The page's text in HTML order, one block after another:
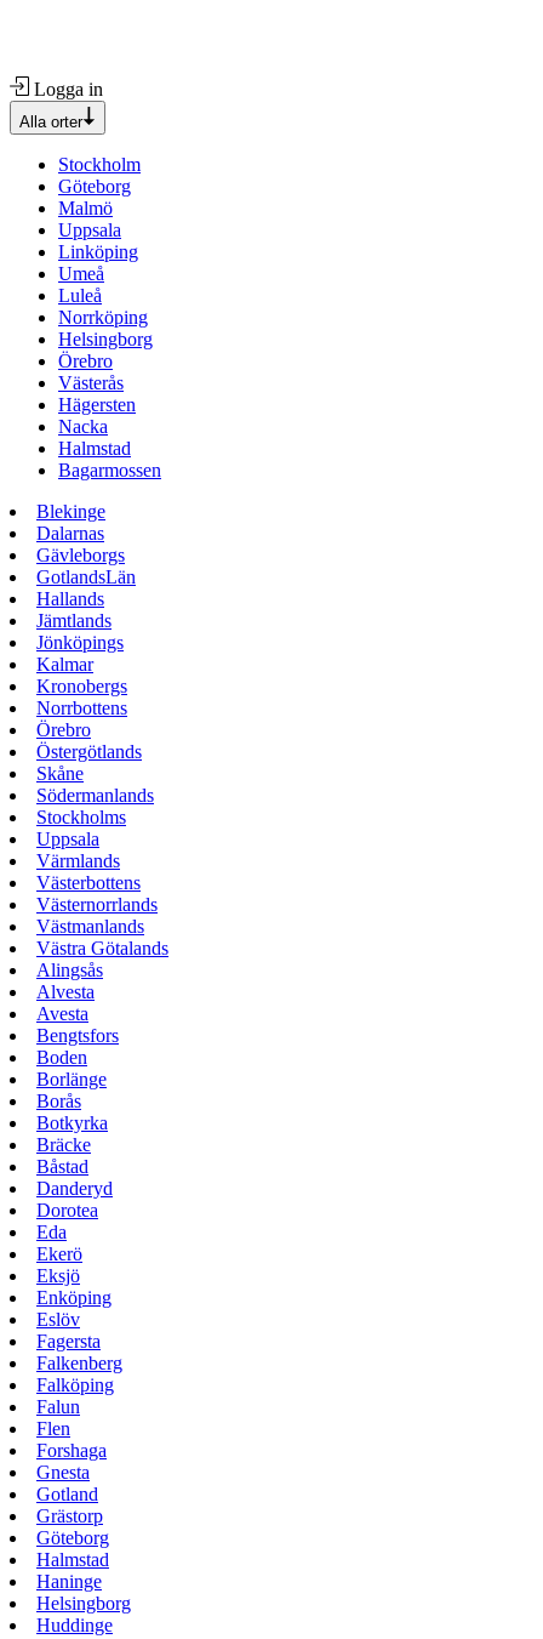
Logga in
Alla orter
Stockholm
Göteborg
Malmö
Uppsala
Linköping
Umeå
Luleå
Norrköping
Helsingborg
Örebro
Västerås
Hägersten
Nacka
Halmstad
Bagarmossen
Blekinge
Dalarnas
Gävleborgs
GotlandsLän
Hallands
Jämtlands
Jönköpings
Kalmar
Kronobergs
Norrbottens
Örebro
Östergötlands
Skåne
Södermanlands
Stockholms
Uppsala
Värmlands
Västerbottens
Västernorrlands
Västmanlands
Västra Götalands
Alingsås
Alvesta
Avesta
Bengtsfors
Boden
Borlänge
Borås
Botkyrka
Bräcke
Båstad
Danderyd
Dorotea
Eda
Ekerö
Eksjö
Enköping
Eslöv
Fagersta
Falkenberg
Falköping
Falun
Flen
Forshaga
Gnesta
Gotland
Grästorp
Göteborg
Halmstad
Haninge
Helsingborg
Huddinge